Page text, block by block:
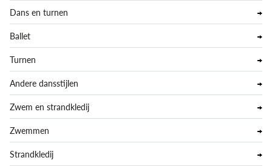
Dans en turnen
Ballet
Turnen
Andere dansstijlen
Zwem en strandkledij
Zwemmen
Strandkledij